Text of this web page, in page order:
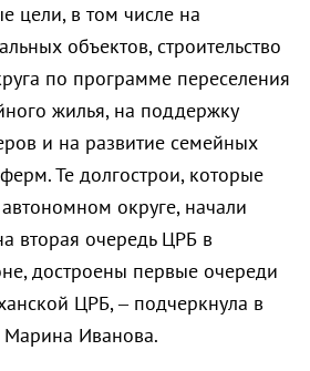
цели, в том числе на
объектов, строительство
по программе переселения
жилья, на поддержку
и на развитие семейных
Те долгострои, которые
округе, начали
вторая очередь ЦРБ в
достроены первые очереди
ЦРБ, – подчеркнула в
Марина Иванова.